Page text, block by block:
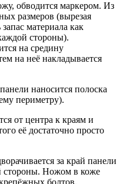
обводится маркером. Из
размеров (вырезая
материала как
стороны).
на средину
на неё накладывается
наносится полоска
периметру).
от центра к краям и
её достаточно просто
за край панели
стороны. Ножом в коже